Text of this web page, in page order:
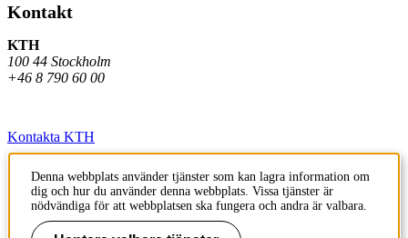
Kontakt
KTH
100 44 Stockholm
+46 8 790 60 00
Kontakta KTH
Jobba på KTH
Press och media
Denna webbplats använder tjänster som kan lagra information om
dig och hur du använder denna webbplats. Vissa tjänster är
nödvändiga för att webbplatsen ska fungera och andra är valbara.